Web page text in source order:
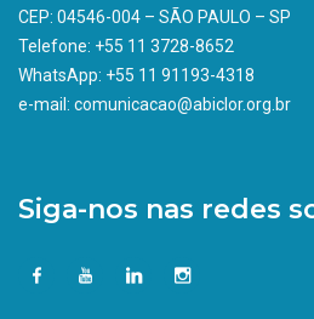
CEP: 04546-004 – SÃO PAULO – SP
Telefone: +55 11 3728-8652
WhatsApp: +55 11 91193-4318
e-mail: comunicacao@abiclor.org.br
Siga-nos nas redes